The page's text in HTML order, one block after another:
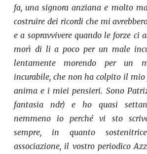
fa, una signora anziana e molto
costruire dei ricordi che mi
e a sopravvivere quando le forze ci
morì di li a poco per un male
lentamente morendo per un
incurabile, che non ha colpito il
anima e i miei pensieri. Sono
fantasia ndr) e ho quasi
nemmeno io perché vi sto
sempre, in quanto
associazione, il vostro periodico